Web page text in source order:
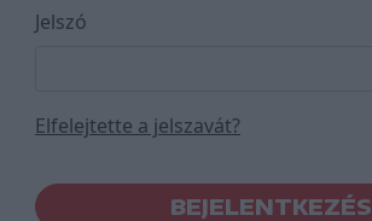
Jelszó
Elfelejtette a jelszavát?
BEJELENTKEZÉS